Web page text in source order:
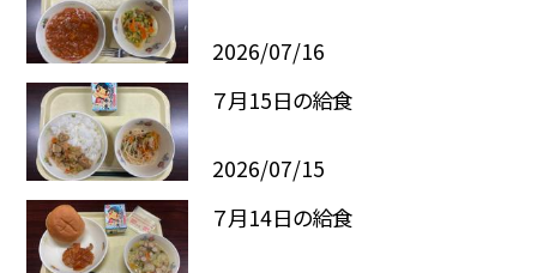
2026/07/16
７月15日の給食
2026/07/15
７月14日の給食